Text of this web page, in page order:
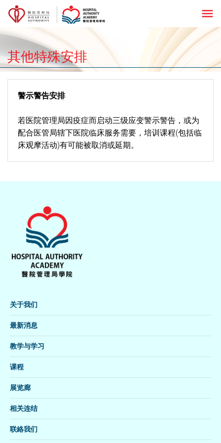
menu
其他特殊安排
警示警告安排
若医院管理局因疫症而启动三级应变警示警告，或为
配合医管局辖下医院临床服务需要，培训课程(包括临
床观摩活动)有可能被取消或延期。
关于我们
最新消息
教学与学习
课程
展览廊
相关连结
联絡我们